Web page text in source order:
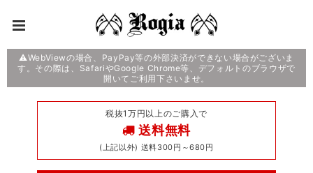
⚠️WebViewの場合、PayPay等の外部決済ができない場合がございま
す。その際は、SafariやGoogle Chrome等、デフォルトのブラウザで
開いてご利用下さいませ。
税抜1万円以上のご購入で
送料無料
(上記以外) 送料300円～680円